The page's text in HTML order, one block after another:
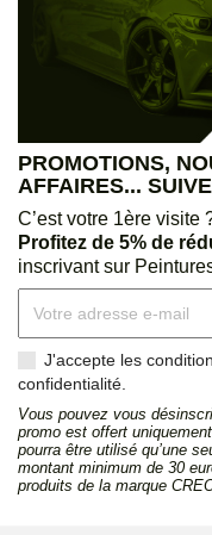
PROMOTIONS,
AFFAIRES...
C’est votre 1ère visite
Profitez de 5% de
inscrivant sur
J'accepte les
confidentialité.
Vous pouvez vous
promo est offert
pourra être utilisé qu’une
montant minimum de 30
produits de la marque